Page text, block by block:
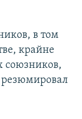
в том
крайне
союзников,
резюмировал